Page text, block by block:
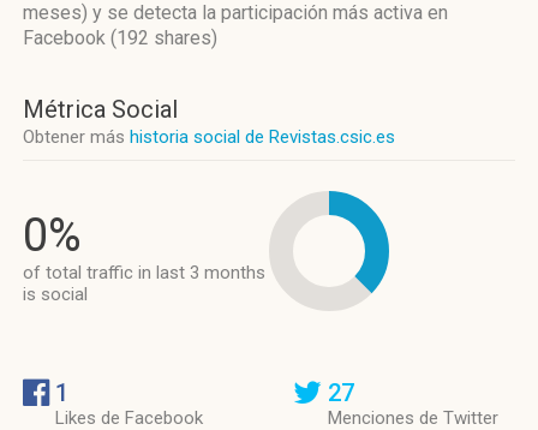
meses) y se detecta la participación más activa en
Facebook (192 shares)
Métrica Social
Obtener más historia social de Revistas.csic.es
0%
of total traffic in last 3 months
is social
1
Likes de Facebook
27
Menciones de Twitter